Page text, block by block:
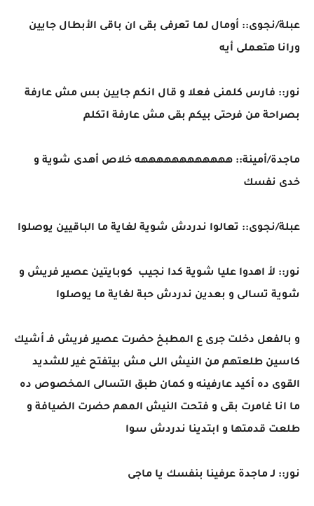
عبلة/نجوى:: أومال لما تعرفى بقى ان باقى الأبطال جايين
ورانا هتعملى أيه
نور:: فارس كلمنى فعلا و قال انكم جايين بس مش عارفة
بصراحة من فرحتى بيكم بقى مش عارفة اتكلم
ماجدة/أمينة:: ههههههههههههه خلاص أهدى شوية و
خدى نفسك
عبلة/نجوى:: تعالوا ندردش شوية لغاية ما الباقيين يوصلوا
نور:: لأ اهدوا عليا شوية كدا نجيب كوبايتين عصير فريش و
شوية تسالى و بعدين ندردش حبة لغاية ما يوصلوا
و بالفعل دخلت جرى ع المطبخ حضرت عصير فريش فـ أشيك
كاسين طلعتهم من النيش اللى مش بيتفتح غير للشديد
القوى ده أكيد عارفينه و كمان طبق التسالى المخصوص ده
ما انا غامرت بقى و فتحت النيش المهم حضرت الضيافة و
طلعت قدمتها و ابتدينا ندردش سوا
نور:: لـ ماجدة عرفينا بنفسك يا ماجى